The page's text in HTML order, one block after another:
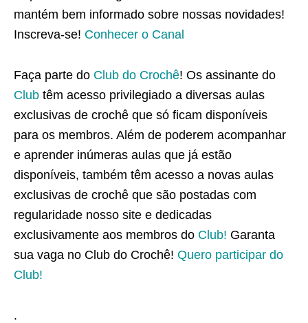
mantém bem informado sobre nossas novidades!
Inscreva-se! Conhecer o Canal
Faça parte do Club do Crochê! Os assinante do
Club têm acesso privilegiado a diversas aulas
exclusivas de crochê que só ficam disponíveis
para os membros. Além de poderem acompanhar
e aprender inúmeras aulas que já estão
disponíveis, também têm acesso a novas aulas
exclusivas de crochê que são postadas com
regularidade nosso site e dedicadas
exclusivamente aos membros do Club! Garanta
sua vaga no Club do Crochê! Quero participar do
Club!
.